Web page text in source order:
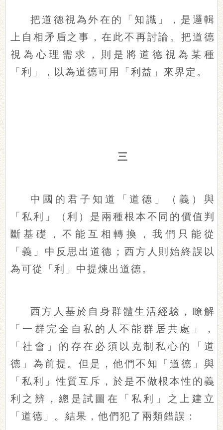
把道德視為外在的「知識」，是邏輯
上自相矛盾之事，在此不再討論。把道德
視為心理需求，則是將道德視為某種
「利」，以為道德可用「利益」來界定。
三
中國的君子知道「道德」（義）與
「私利」（利）是兩種根本不同的價值判
斷基礎，不能互相轉換，我們只能從
「義」中反思出道德；西方人則始終誤以
為可從「利」中提煉出道德。
西方人基於自身群體生活經驗，瞭解
「一群完全自私的人不能群居共處」，
「社會」的存在必須以克制私心的「道
德」為前提。但是，他們不知「道德」與
「私利」性質互斥，於是不做根本性的義
利之辨，總是試圖在「私利」之上建立
「道德」。結果，他們犯了兩類錯誤：